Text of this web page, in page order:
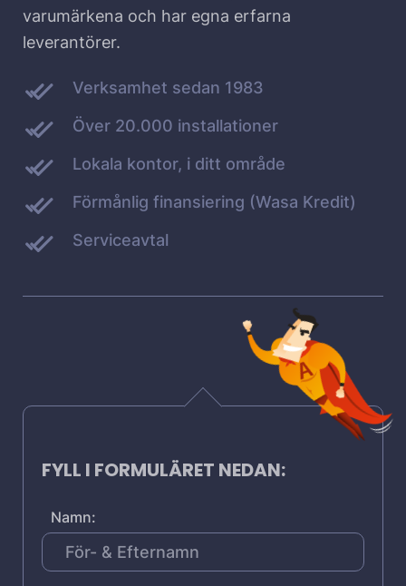
varumärkena och har egna erfarna
leverantörer.
Verksamhet sedan 1983
Över 20.000 installationer
Lokala kontor, i ditt område
Förmånlig finansiering (Wasa Kredit)
Serviceavtal
FYLL I FORMULÄRET NEDAN:
Namn: